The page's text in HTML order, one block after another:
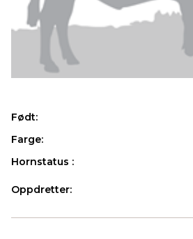
Født:
Farge:
Hornstatus :
Oppdretter: